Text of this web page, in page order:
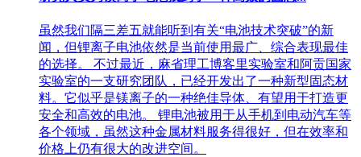
虽然我们隔三差五就能听到有关“电池技术突破”的新
闻，但锂离子电池依然是当前使用最广、综合表现最佳
的选择。 不过最近，麻省理工博客里实验室和阿贡国家
实验室的一支研究团队，已经开发出了一种新型固态材
料。它似乎是镁离子的一种绝佳导体、有望用于打造更
安全和高效的电池。 锂电池被用于从手机到电动汽车等
各个领域，虽然这种金属材料服务得很好，但在效率和
价格上仍有很大的改进空间。